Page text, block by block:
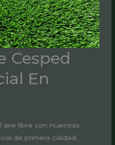
Cesped
En
aire libre con nuestras
de primera calidad.